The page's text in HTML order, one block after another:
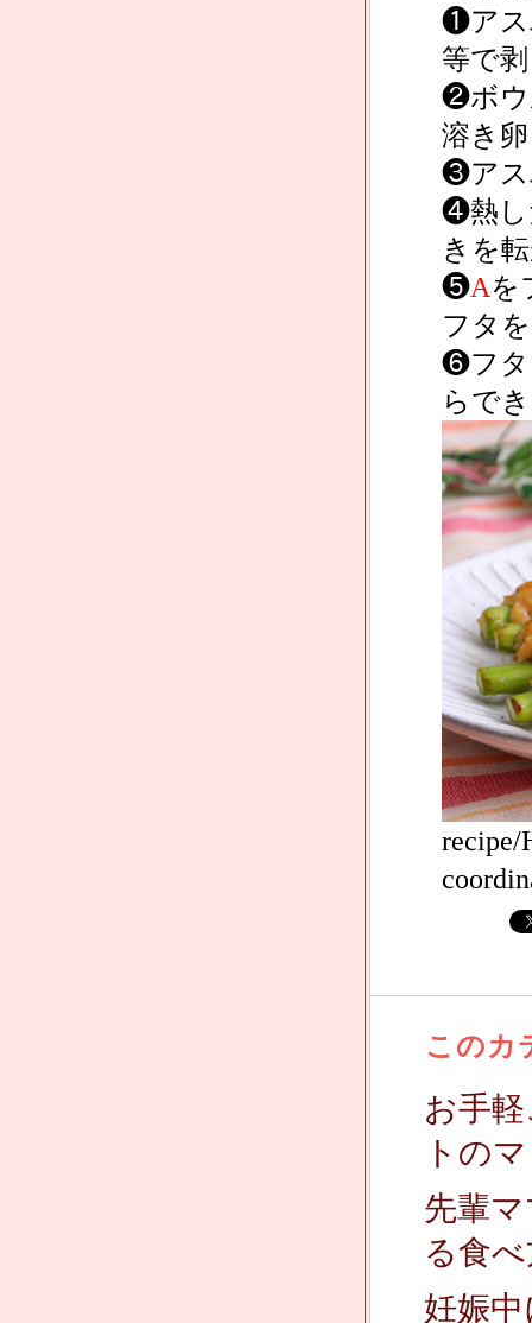
❶アス
等で
❷ボウ
溶き
❸アス
❹熱し
きを
❺Aを
フタ
❻フタ
らで
このカ
お手
トの
先輩
る食
妊娠